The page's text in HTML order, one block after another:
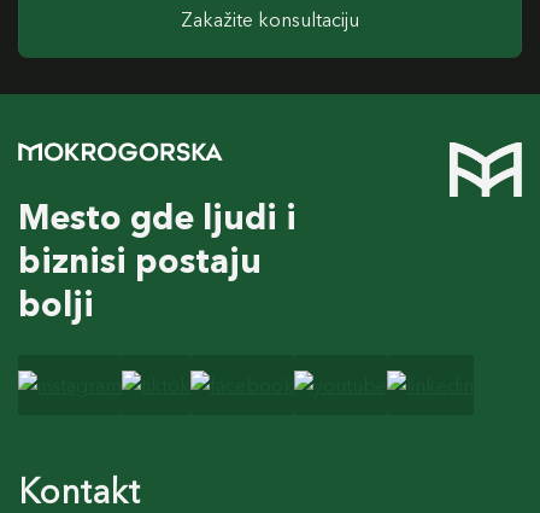
Zakažite konsultaciju
Mesto gde ljudi i
biznisi postaju
bolji
Kontakt